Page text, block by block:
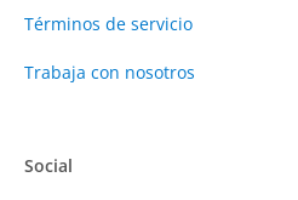
Términos de servicio
Trabaja con nosotros
Social